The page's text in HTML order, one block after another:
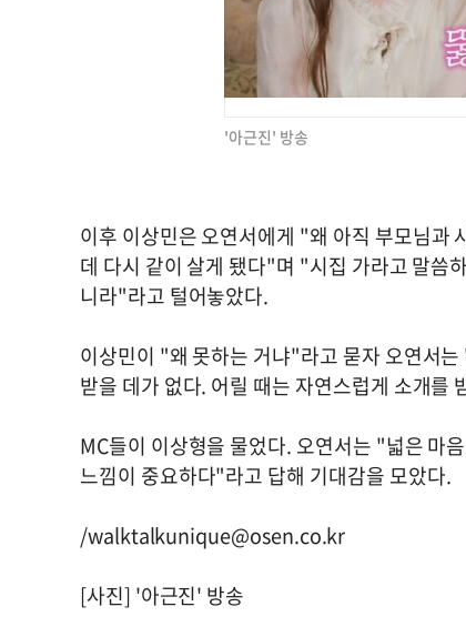
'아근진' 방송
이후 이상민은 오연서에게 "왜 아직 부모님과
데 다시 같이 살게 됐다"며 "시집 가라고 말씀
니라"라고 털어놓았다.
이상민이 "왜 못하는 거냐"라고 묻자 오연서
받을 데가 없다. 어릴 때는 자연스럽게 소개를
MC들이 이상형을 물었다. 오연서는 "넓은 마
느낌이 중요하다"라고 답해 기대감을 모았다.
/walktalkunique@osen.co.kr
[사진] '아근진' 방송